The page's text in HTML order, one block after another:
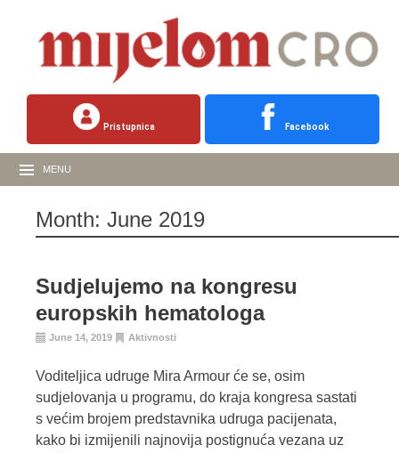
Pristupnica Facebook
MENU
Month: June 2019
Sudjelujemo na kongresu
europskih hematologa
June 14, 2019 Aktivnosti
Voditeljica udruge Mira Armour će se, osim
sudjelovanja u programu, do kraja kongresa sastati
s većim brojem predstavnika udruga pacijenata,
kako bi izmijenili najnovija postignuća vezana uz